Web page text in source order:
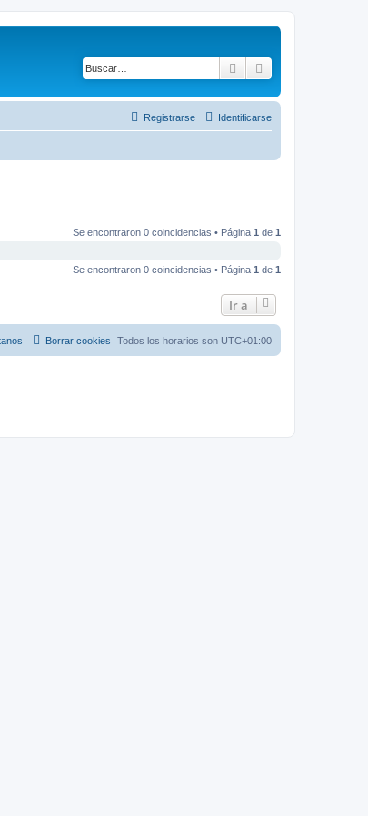
Buscar
Identificarse
Registrarse
Se encontraron 0 coincidencias • Página 1 de 1
Se encontraron 0 coincidencias • Página 1 de 1
Ir a
Todos los horarios son UTC+01:00
Borrar cookies